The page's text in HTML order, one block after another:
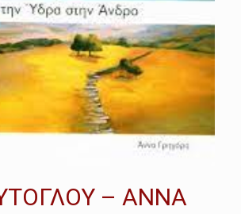
– ΑΝΝΑ